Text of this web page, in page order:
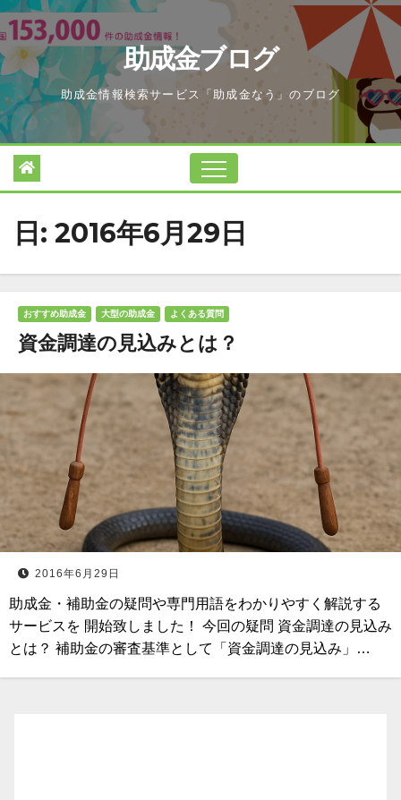
Skip
to
content
助成金ブログ
助成金情報検索サービス「助成金なう」のブログ
日: 2016年6月29日
おすすめ助成金 大型の助成金 よくある質問
資金調達の見込みとは？
2016年6月29日
助成金・補助金の疑問や専門用語をわかりやすく解説する
サービスを 開始致しました！ 今回の疑問 資金調達の見込み
とは？ 補助金の審査基準として「資金調達の見込み」…